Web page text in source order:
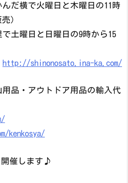
だ横で火曜日と木曜日の11時
）
土曜日と日曜日の9時から15
http://shinonosato.ina-ka.com/
品・アウトドア用品の輸入代
kenkosya/
開催します♪